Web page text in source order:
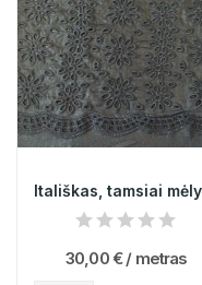
30,00 € / metras